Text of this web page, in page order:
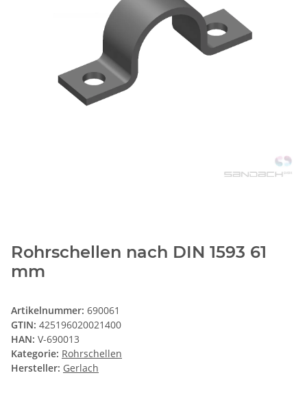
Rohrschellen nach DIN 1593 61
mm
Artikelnummer: 690061
GTIN: 425196020021400
HAN: V-690013
Kategorie: Rohrschellen
Hersteller: Gerlach